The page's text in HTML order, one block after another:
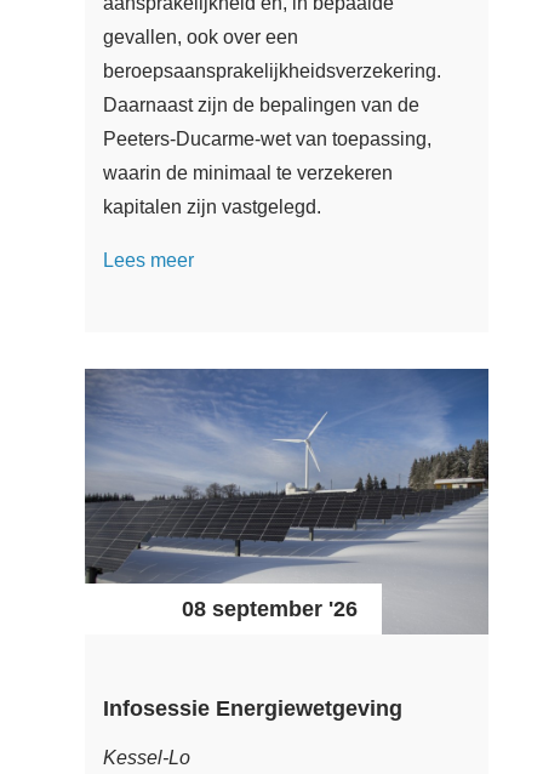
gevallen, ook over een
beroepsaansprakelijkheidsverzekering.
Daarnaast zijn de bepalingen van de
Peeters-Ducarme-wet van toepassing,
waarin de minimaal te verzekeren
kapitalen zijn vastgelegd.
Lees meer
08 september '26
Infosessie Energiewetgeving
Kessel-Lo